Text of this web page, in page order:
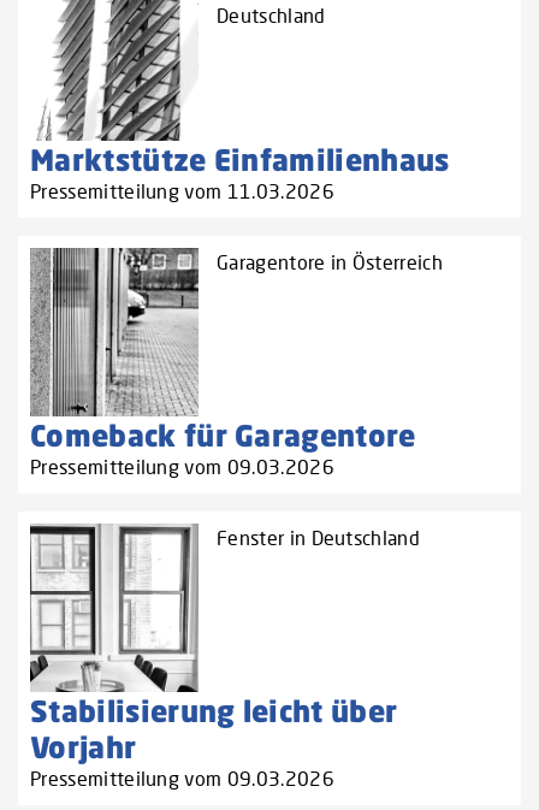
Deutschland
Marktstütze Einfamilienhaus
Pressemitteilung vom 11.03.2026
Garagentore in Österreich
Comeback für Garagentore
Pressemitteilung vom 09.03.2026
Fenster in Deutschland
Stabilisierung leicht über
Vorjahr
Pressemitteilung vom 09.03.2026